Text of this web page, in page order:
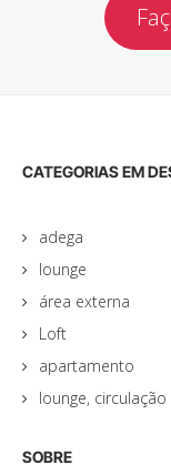
CATEGORIAS EM
adega
lounge
área externa
Loft
apartamento
lounge, circulação
SOBRE